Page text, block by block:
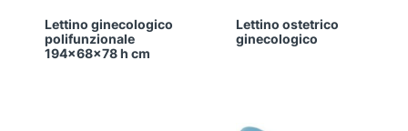
Lettino ginecologico
polifunzionale
194x68x78 h cm
Questo
prodotto
ha
Lettino ostetrico
ginecologico
Questo
prodotto